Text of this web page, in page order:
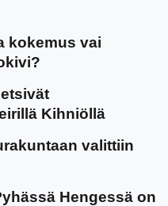
kokemus vai
Kihniöllä
valittiin
Hengessä on